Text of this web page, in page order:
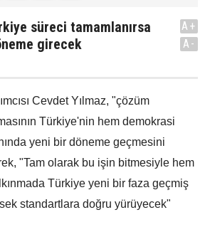
süreci tamamlanırsa
girecek
A+
A-
Cevdet Yılmaz, "çözüm
Türkiye'nin hem demokrasi
yeni bir döneme geçmesini
"Tam olarak bu işin bitmesiyle hem
Türkiye yeni bir faza geçmiş
standartlara doğru yürüyecek"